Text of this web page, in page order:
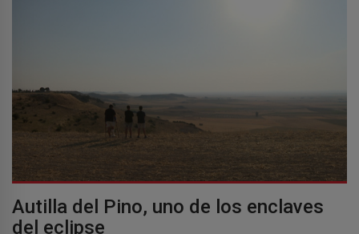
Autilla del Pino, uno de los enclaves
del eclipse